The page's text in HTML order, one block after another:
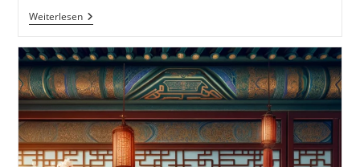
WeiterlesenDie
36
Im
Alltag:
Cleveres
Denken
Und
Handeln
Für
Jede
Lebenslage